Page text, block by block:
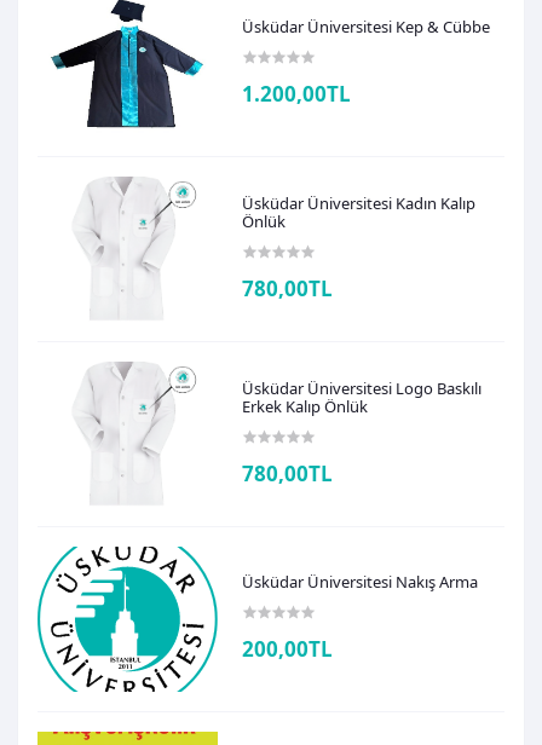
Üsküdar Üniversitesi Kep & Cübbe
1.200,00TL
Üsküdar Üniversitesi Kadın Kalıp
Önlük
780,00TL
Üsküdar Üniversitesi Logo Baskılı
Erkek Kalıp Önlük
780,00TL
Üsküdar Üniversitesi Nakış Arma
200,00TL